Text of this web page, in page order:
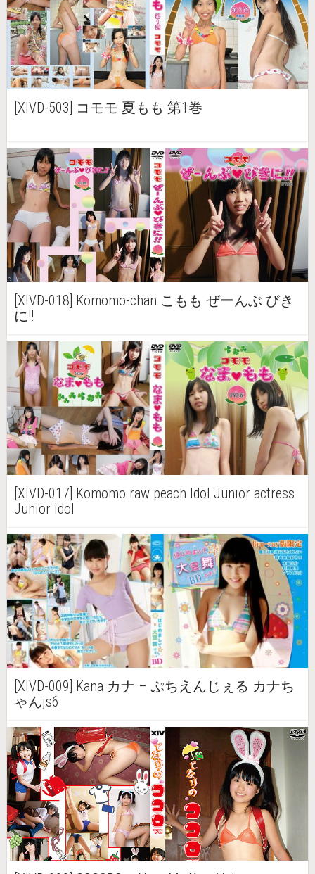
[XIVD-503] コモモ 夏もも 第1巻
[XIVD-018] Komomo-chan こもも ぜーんぶ びき
に!!
[XIVD-017] Komomo raw peach Idol Junior actress
Junior idol
[XIVD-009] Kana カナ – ぷちえんじぇる カナち
ゃんjs6